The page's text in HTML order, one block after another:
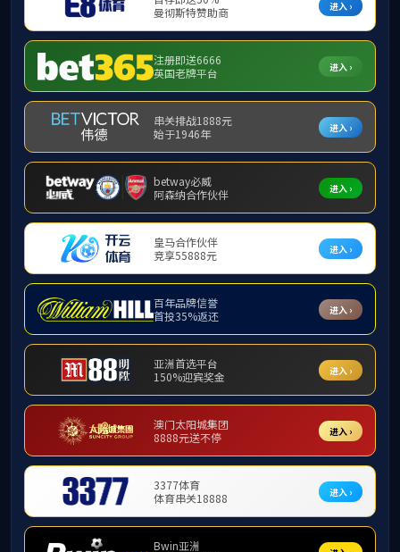
工会工作
教工思政
员工思政
品牌活动
工会工作
中华人民共和国妇女权
广东省普通高等学校教